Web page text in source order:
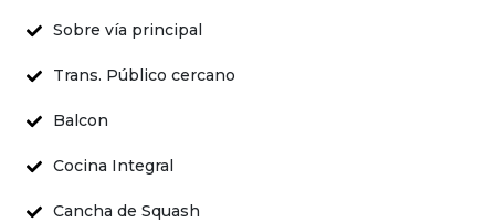
Sobre vía principal
Trans. Público cercano
Balcon
Cocina Integral
Cancha de Squash